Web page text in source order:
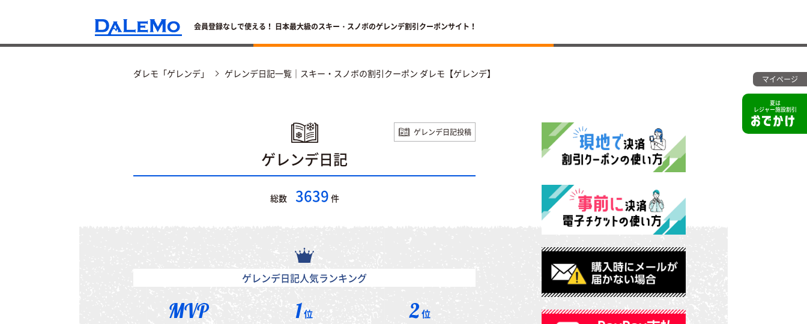
会員登録なしで使える！ 日本最大級のスキー・スノボのゲレンデ割引クーポンサイト！
夏は
レジャー施設割引
マイページ
ダレモ「ゲレンデ」 ゲレンデ日記一覧｜スキー・スノボの割引クーポン ダレモ【ゲレンデ】
ゲレンデ日記投稿
ゲレンデ日記
総数 3639 件
ゲレンデ日記人気ランキング
MVP 1位 2位